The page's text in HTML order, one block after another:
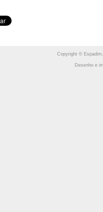
Copyright ©
Desenho e